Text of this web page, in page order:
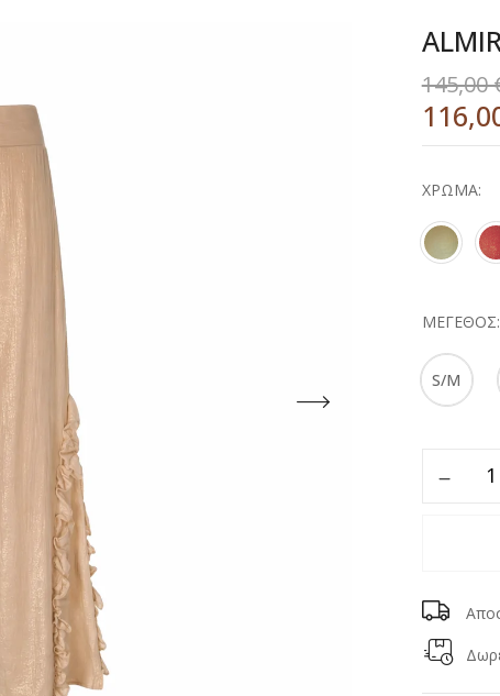
145,00
ΧΡΏΜΑ
ΜΈΓΕΘΟΣ
S/M